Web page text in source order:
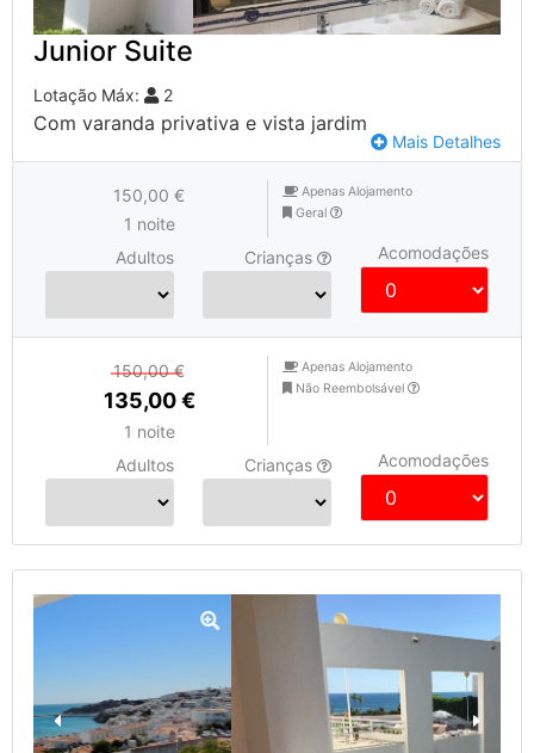
Junior Suite
Lotação Máx: 2
Com varanda privativa e vista jardim
Mais Detalhes
150,00 €
1 noite
Apenas Alojamento
Geral
Adultos Crianças Acomodações
150,00 €
135,00 €
1 noite
Apenas Alojamento
Não Reembolsável
Adultos Crianças Acomodações